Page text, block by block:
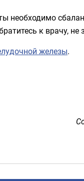
необходимо
к врачу, не
железы.